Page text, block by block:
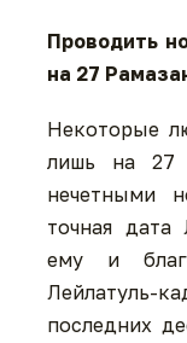
Проводить
на 27
Некоторые
лишь на 27
нечетными
точная дата
ему и
Лейлатуль-
последних